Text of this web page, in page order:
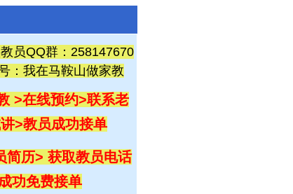
员QQ群：258147670
：我在马鞍山做家教
>在线预约>联系老
>教员成功接单
简历> 获取教员电话
功免费接单